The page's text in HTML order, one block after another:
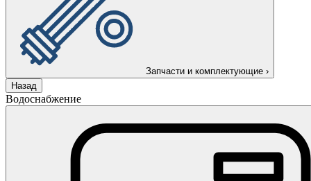
Запчасти и комплектующие ›
Назад
Водоснабжение